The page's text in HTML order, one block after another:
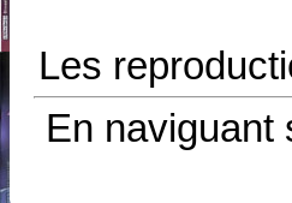
Les
En naviguant